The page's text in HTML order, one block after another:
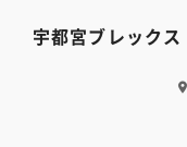
宇都宮ブレックス